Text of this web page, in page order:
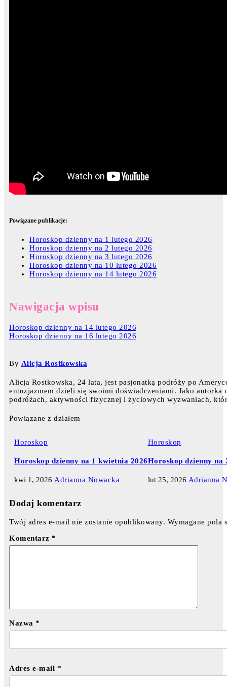
Powiązane publikacje:
Horoskop dzienny na 1 lutego 2026
Horoskop dzienny na 2 lutego 2026
Horoskop dzienny na 3 lutego 2026
Horoskop dzienny na 10 lutego 2026
Horoskop dzienny na 14 lutego 2026
Nawigacja wpisu
Horoskop dzienny na 14 lutego 2026
Horoskop dzienny na 16 lutego 2026
By Alicja Rostkowska
Alicja Rostkowska, 24 lata, jest pasjonatką podróży po
entuzjazmem dzieli się swoimi doświadczeniami. Jako
podróżach, aktywności fizycznej i życiowych wyzwaniach,
Powiązane z działem
Horoskop
Horoskop dzienny na 1 kwietnia 2026
kwi 1, 2026 Adrianna Nowacka
Horoskop
Horoskop dzienny na
lut 25, 2026 Adrianna
Dodaj komentarz
Twój adres e-mail nie zostanie opublikowany. Wymagane pola
Komentarz *
Nazwa *
Adres e-mail *